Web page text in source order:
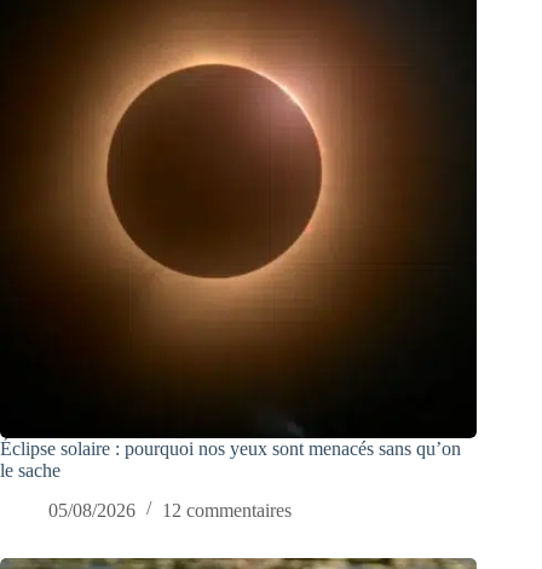
Éclipse solaire : pourquoi nos yeux sont menacés sans qu’on
le sache
05/08/2026
12 commentaires